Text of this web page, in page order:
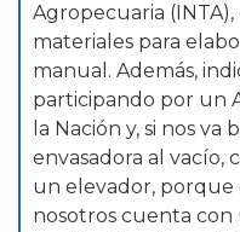
Agropecuaria
materiales para
manual. Además,
participando por un
la Nación y, si nos
envasadora al vacío,
un elevador, porque
nosotros cuenta con